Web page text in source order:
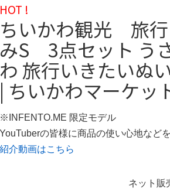
HOT !
ちいかわ観光 旅
みS 3点セット う
わ 旅行いきたいぬ
| ちいかわマーケッ
※INFENTO.ME 限定モデル
YouTuberの皆様に商品の使い心地など
紹介動画はこちら
ネット販